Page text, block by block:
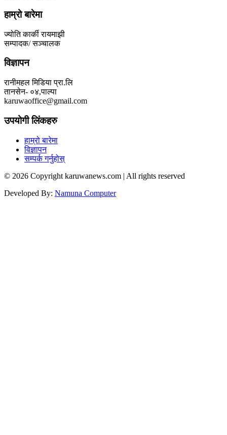
हाम्रो बारेमा
ज्योति कार्की रायमाझी
सम्पादक/ सञ्चालक
विज्ञापन
रानीमहल मिडिया प्रा.लि
तानसेन- ०४,पाल्पा
karuwaoffice@gmail.com
उपयोगी लिंकहरु
हाम्रो बारेमा
विज्ञापन
सम्पर्क गर्नुहोस्
© 2026 Copyright karuwanews.com | All rights reserved
Developed By: Namuna Computer